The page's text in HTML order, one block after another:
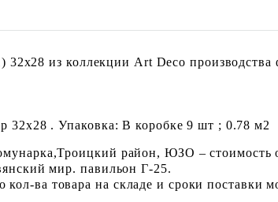
из коллекции Art Deco
32x28 . Упаковка: В коробке 9 шт ; 0.78 м2
район, ЮЗО – стоимость
мир. павильон Г-25.
ва товара на складе и сроки поставки